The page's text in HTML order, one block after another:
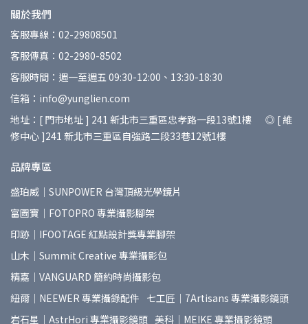
關於我們
客服專線：02-29808501
客服傳真：02-2980-8502
客服時間：週一至週五 09:30-12:00、13:30-18:30
信箱：info@yunglien.com
地址：[ 門市地址 ] 241 新北市三重區忠孝路一段13號1樓 ◎ [ 維
修中心 ]241 新北市三重區自強路二段33巷12號1樓
品牌專區
盛珀威｜SUNPOWER 台灣頂級光學鏡片
富圖寶｜FOTOPRO 專業攝影腳架
印跡｜IFOOTAGE 紅點設計獎專業腳架
山木｜Summit Creative 專業攝影包
精嘉｜VANGUARD 簡約時尚攝影包
紐爾｜NEEWER 專業攝錄配件 七工匠｜7Artisans 專業攝影鏡頭
岩石星｜AstrHori 專業攝影鏡頭 美科｜MEIKE 專業攝影鏡頭